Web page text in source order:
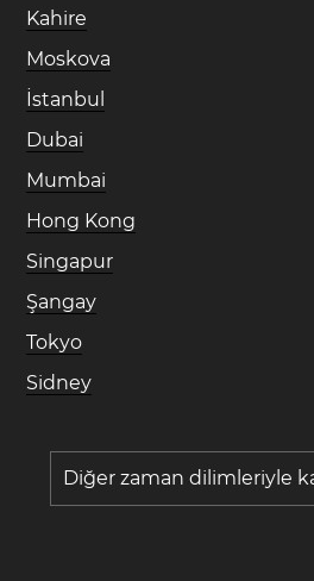
Kahire
Moskova
İstanbul
Dubai
Mumbai
Hong Kong
Singapur
Şangay
Tokyo
Sidney
Diğer zaman dilimleriyle